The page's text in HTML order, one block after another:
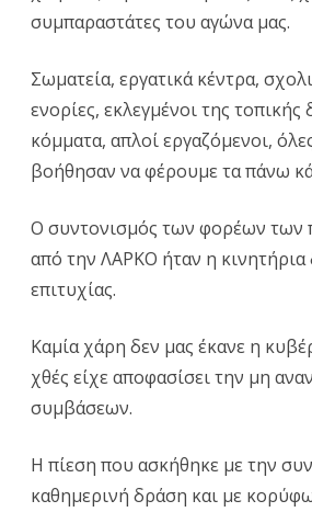
συμπαραστάτες του αγώνα μας.
Σωματεία, εργατικά κέντρα,
ενορίες, εκλεγμένοι της τοπικής
κόμματα, απλοί εργαζόμενοι,
βοήθησαν να φέρουμε τα πάνω
Ο συντονισμός των φορέων των
από την ΛΑΡΚΟ ήταν η κινητήρια
επιτυχίας.
Καμία χάρη δεν μας έκανε η
χθές είχε αποφασίσει την μη
συμβάσεων.
Η πίεση που ασκήθηκε με την
καθημερινή δράση και με